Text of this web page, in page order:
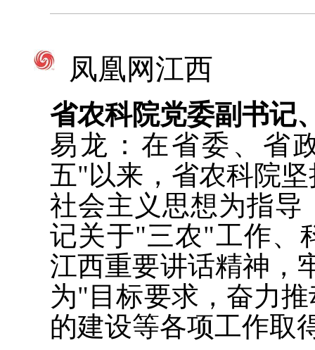
凤凰网江西
省农科院党委副书记
易龙：在省委、省
五"以来，省农科院
社会主义思想为指导
记关于"三农"工作、
江西重要讲话精神，
为"目标要求，奋力
的建设等各项工作取